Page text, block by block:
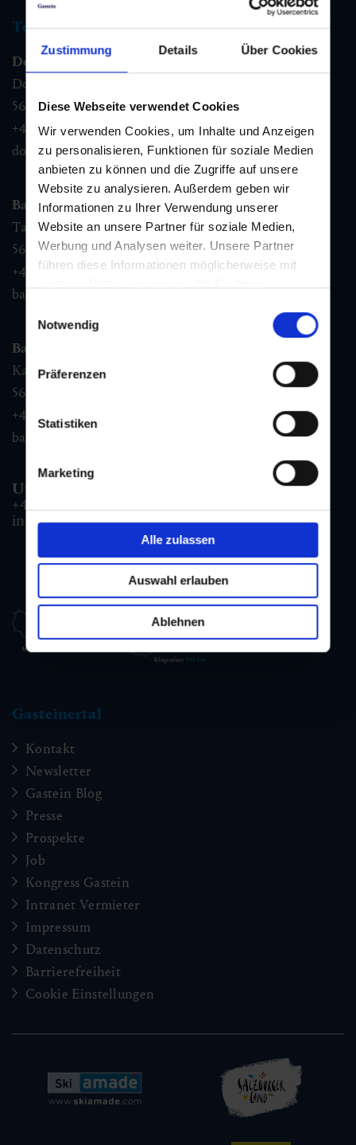
Zustimmung Details Über Cookies
Diese Webseite verwendet Cookies
Wir verwenden Cookies, um Inhalte und Anzeigen
zu personalisieren, Funktionen für soziale Medien
anbieten zu können und die Zugriffe auf unsere
Website zu analysieren. Außerdem geben wir
Informationen zu Ihrer Verwendung unserer
Website an unsere Partner für soziale Medien,
Werbung und Analysen weiter. Unsere Partner
führen diese Informationen möglicherweise mit
Nutzung der Dienste gesammelt haben.
Notwendig
Präferenzen
Statistiken
Marketing
Alle zulassen
Auswahl erlauben
Ablehnen
Tourismus Information
Dorfgastein
Dorfstraße 1,
5632 Dorfgastein
+43 6432 3393 460
dorfgastein@gastein.com
Bad Hofgastein
Tauernplatz 1,
5630 Bad Hofgastein
+43 6432 3393 260
badhofgastein@gastein.com
Bad Gastein
Kaiser Franz Josefstr. 27,
5640
+43 6432 3393 560
badgastein@gastein.com
Unterkunfts- & Buchungshotline:
+43 6432 3393 990
info@gastein.com
Gasteinertal
Kontakt
Newsletter
Gastein Blog
Presse
Prospekte
Job
Kongress Gastein
Intranet Vermieter
Impressum
Datenschutz
Barrierefreiheit
Cookie Einstellungen